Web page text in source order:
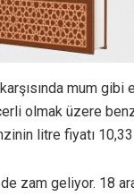
mum
olmak üzere
litre fiyatı
zam geliyor. 18